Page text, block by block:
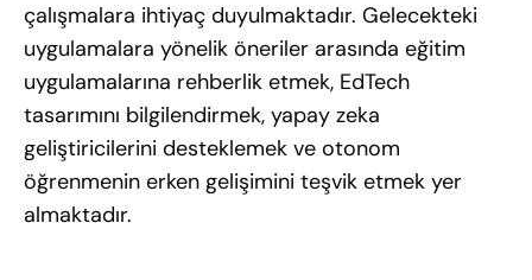
çalışmalara ihtiyaç duyulmaktadır. Gelecekteki
uygulamalara yönelik öneriler arasında eğitim
uygulamalarına rehberlik etmek, EdTech
tasarımını bilgilendirmek, yapay zeka
geliştiricilerini desteklemek ve otonom
öğrenmenin erken gelişimini teşvik etmek yer
almaktadır.